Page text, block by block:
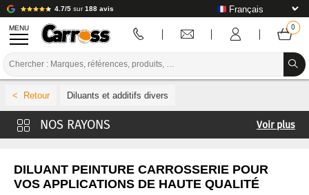
4.7/5 sur188 avis
MENU
CONSOMMABLE CARROSSERIE
MARQUES
Diluants et additifs divers
Diluants et additifs Mobihel
Diluants et additifs 4CR
Voir plus
DILUANT PEINTURE CARROSSERIE POUR
VOS APPLICATIONS DE HAUTE QUALITÉ